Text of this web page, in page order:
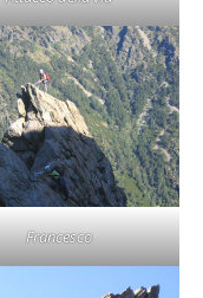
Francesco